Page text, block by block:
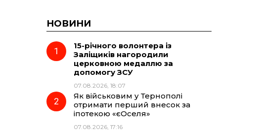
НОВИНИ
15-річного волонтера із
Заліщиків нагородили
церковною медаллю за
допомогу ЗСУ
07.08.2026, 18:07
Як військовим у Тернополі
отримати перший внесок за
іпотекою «єОселя»
07.08.2026, 17:16